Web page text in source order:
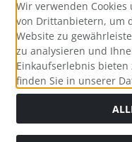
Social Media
Wir verwenden
von Drittanbietern, um
Website zu
zu analysieren und
Einkaufserlebnis
finden Sie in unserer